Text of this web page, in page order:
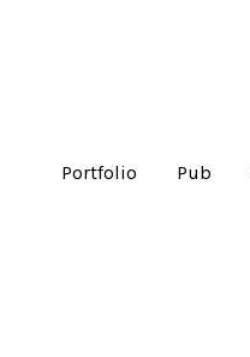
Portfolio Pub